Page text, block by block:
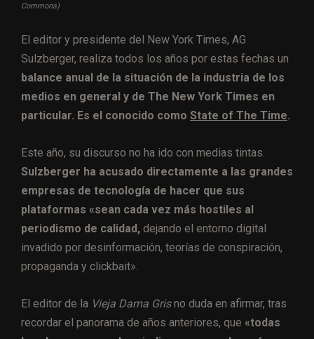
Commons)
El editor y presidente del New York Times, AG
Sulzberger, realiza todos los años por estas fechas un
balance anual de la situación de la industria de los
medios en general y de The New York Times en
particular. Es el conocido como State of The Time.
Este año, su discurso no ha ido con medias tintas.
Sulzberger ha acusado directamente a las grandes
empresas de tecnología de hacer que sus
plataformas «sean cada vez más hostiles al
periodismo de calidad, dejando el entorno digital
invadido por desinformación, teorías de conspiración,
propaganda y clickbait».
El editor de la Vieja Dama Grisno duda en afirmar, tras
recordar el panorama de años anteriores, que «todas